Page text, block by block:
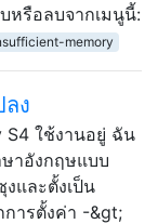
หรือลบจากเมนูนี้:
memory
ง
S4 ใช้งานอยู่ ฉัน
าอังกฤษแบบ
และตั้งเป็น
การตั้งค่า -&gt;